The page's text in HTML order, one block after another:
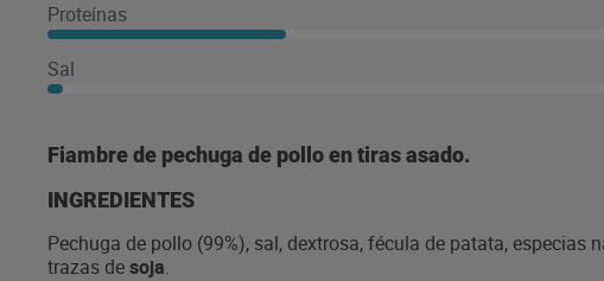
Proteínas
Sal
Fiambre de pechuga de pollo en tiras asado.
INGREDIENTES
Pechuga de pollo (99%), sal, dextrosa, fécula de patata, especias
trazas desoja.